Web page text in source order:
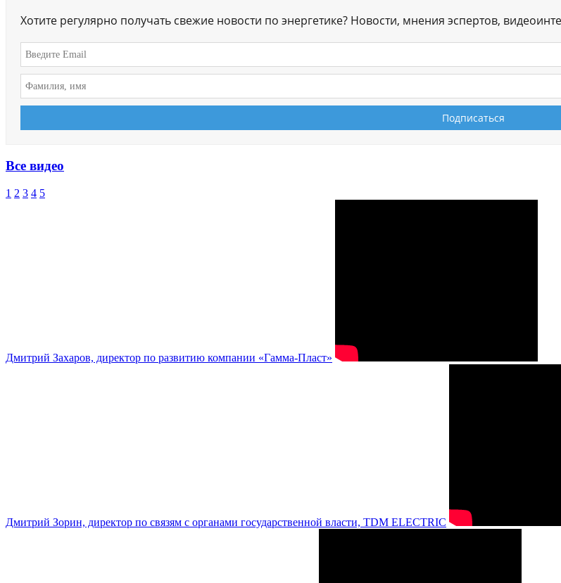
Хотите регулярно получать свежие новости по энергетике? Новости, мнения эспертов,
Все видео
1 2 3 4 5
Дмитрий Захаров, директор по развитию компании «Гамма-Пласт»
Дмитрий Зорин, директор по связям с органами государственной власти, TDM ELECTRIC